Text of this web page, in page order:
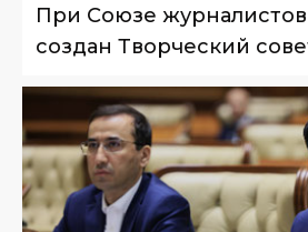
При Союзе журналистов
создан Творческий